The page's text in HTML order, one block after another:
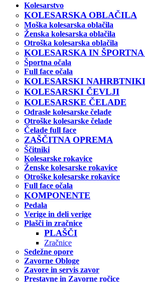
Kolesarstvo
KOLESARSKA OBLAČILA
Moška kolesarska oblačila
Ženska kolesarska oblačila
Otroška kolesarska oblačila
KOLESARSKA IN
Športna očala
Full face očala
KOLESARSKI NAHRBTNIKI
KOLESARSKI ČEVLJI
KOLESARSKE ČELADE
Odrasle kolesarske čelade
Otroške kolesarske čelade
Čelade full face
ZAŠČITNA OPREMA
Ščitniki
Kolesarske rokavice
Ženske kolesarske rokavice
Otroške kolesarske rokavice
Full face očala
KOMPONENTE
Pedala
Verige in deli verige
Plašči in zračnice
PLAŠČI
Zračnice
Sedežne opore
Zavorne Obloge
Zavore in servis zavor
Prestavne in Zavorne ročice